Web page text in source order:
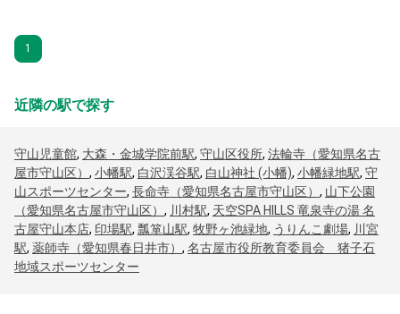
1
近隣の駅で探す
守山児童館, 大森・金城学院前駅, 守山区役所, 法輪寺（愛知県名古
屋市守山区） , 小幡駅, 白沢渓谷駅, 白山神社 (小幡), 小幡緑地駅, 守
山スポーツセンター, 長命寺（愛知県名古屋市守山区） , 山下公園
（愛知県名古屋市守山区） , 川村駅, 天空SPA HILLS 竜泉寺の湯 名
古屋守山本店, 印場駅, 瓢箪山駅, 牧野ヶ池緑地, うりんこ劇場, 川宮
駅, 薬師寺（愛知県春日井市） , 名古屋市役所教育委員会 猪子石
地域スポーツセンター